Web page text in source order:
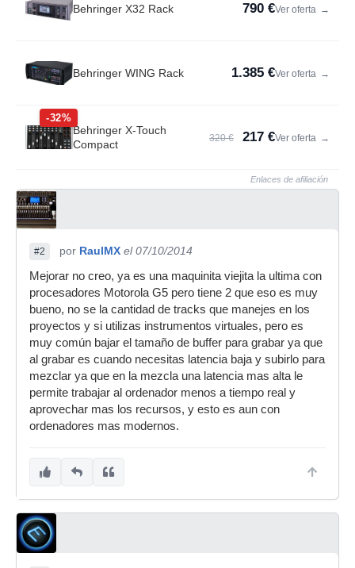
Behringer X32 Rack 790 €Ver oferta →
Behringer WING Rack 1.385 €Ver oferta →
-32%
Behringer X-Touch
Compact
320 € 217 €Ver oferta →
Enlaces de afiliación
#2 por RaulMX el 07/10/2014
Mejorar no creo, ya es una maquinita viejita la ultima con
procesadores Motorola G5 pero tiene 2 que eso es muy
bueno, no se la cantidad de tracks que manejes en los
proyectos y si utilizas instrumentos virtuales, pero es
muy común bajar el tamaño de buffer para grabar ya que
al grabar es cuando necesitas latencia baja y subirlo para
mezclar ya que en la mezcla una latencia mas alta le
permite trabajar al ordenador menos a tiempo real y
aprovechar mas los recursos, y esto es aun con
ordenadores mas modernos.